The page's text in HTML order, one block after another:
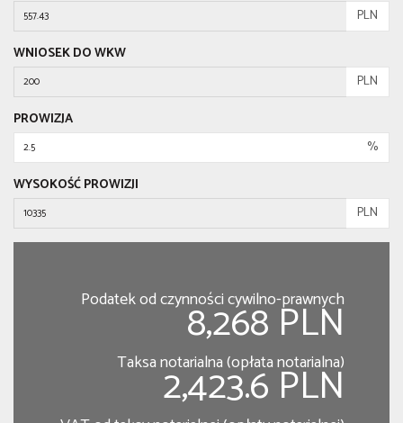
PLN
WNIOSEK DO WKW
PLN
PROWIZJA
%
WYSOKOŚĆ PROWIZJI
PLN
Podatek od czynności cywilno-prawnych
8,268 PLN
Taksa notarialna (opłata notarialna)
2,423.6 PLN